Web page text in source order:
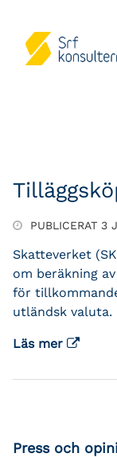
PUBLICERAT 3
Skatteverket
om beräkning
för
utländsk valuta.
Läs mer
Press och